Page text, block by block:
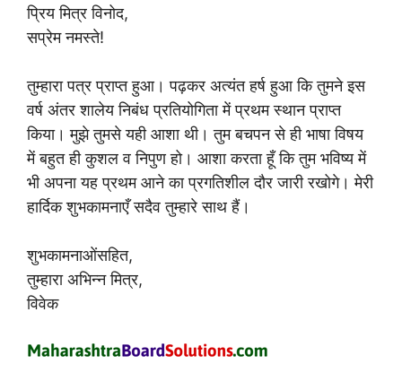
प्रिय मित्र विनोद,
सप्रेम नमस्ते!
तुम्हारा पत्र प्राप्त हुआ। पढ़कर अत्यंत हर्ष हुआ कि तुमने इस
वर्ष अंतर शालेय निबंध प्रतियोगिता में प्रथम स्थान प्राप्त
किया। मुझे तुमसे यही आशा थी। तुम बचपन से ही भाषा विषय
में बहुत ही कुशल व निपुण हो। आशा करता हूँ कि तुम भविष्य में
भी अपना यह प्रथम आने का प्रगतिशील दौर जारी रखोगे। मेरी
हार्दिक शुभकामनाएँ सदैव तुम्हारे साथ हैं।
शुभकामनाओंसहित,
तुम्हारा अभिन्न मित्र,
विवेक